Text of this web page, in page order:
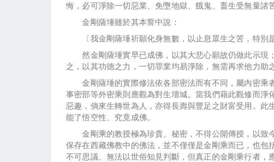
悔，必可淨除一切惡業、免墮地獄、餓鬼、畜生受無量諸苦
金剛薩埵雖於其本誓中說：
〔我金剛薩埵祈願化身無數，以止息眾生之苦，特別是
然金剛薩埵實早已成佛，以其大悲心願故仍做此示現
之，以其功德之力，一切罪業均易淨除，無需再求他力助之
金剛薩埵的實際修法依各部密法而有不同，屬內密乘
事密部等外密乘則應觀為對生壇城。當我們藉此觀修而淨
惡趣，倘來生轉世為人，亦得長壽與豐足之財富受用。此
能了悟空性、究竟成佛。
金剛乘的教授極為珍貴、秘密，不得公開傳授，以致
保存在西藏佛教中的佛法，並不僅僅是金剛乘而已，也包
不可思議、無法以世俗知見判斷，但真正的金剛乘行者，